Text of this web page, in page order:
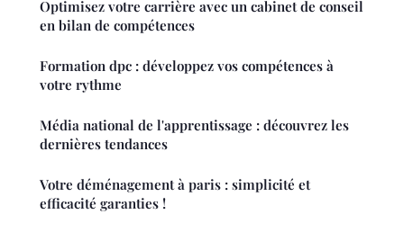
Optimisez votre carrière avec un cabinet de conseil
en bilan de compétences
Formation dpc : développez vos compétences à
votre rythme
Média national de l'apprentissage : découvrez les
dernières tendances
Votre déménagement à paris : simplicité et
efficacité garanties !